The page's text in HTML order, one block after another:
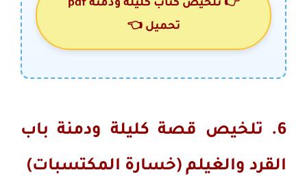
👉 تلخيص كتاب كليلة ودمنة pdf
تحميل 👈
6. تلخيص قصة كليلة ودمنة باب
القرد والغيلم (خسارة المكتسبات)